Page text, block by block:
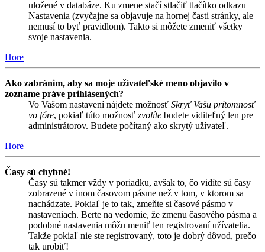
uložené v databáze. Ku zmene stačí stlačiť tlačítko odkazu
Nastavenia (zvyčajne sa objavuje na hornej časti stránky, ale
nemusí to byť pravidlom). Takto si môžete zmeniť všetky
svoje nastavenia.
Hore
Ako zabránim, aby sa moje užívateľské meno objavilo v
zozname práve prihlásených?
Vo Vašom nastavení nájdete možnosť Skryť Vašu prítomnosť
vo fóre, pokiaľ túto možnosť zvolíte budete viditeľný len pre
administrátorov. Budete počítaný ako skrytý užívateľ.
Hore
Časy sú chybné!
Časy sú takmer vždy v poriadku, avšak to, čo vidíte sú časy
zobrazené v inom časovom pásme než v tom, v ktorom sa
nachádzate. Pokiaľ je to tak, zmeňte si časové pásmo v
nastaveniach. Berte na vedomie, že zmenu časového pásma a
podobné nastavenia môžu meniť len registrovaní užívatelia.
Takže pokiaľ nie ste registrovaný, toto je dobrý dôvod, prečo
tak urobiť!